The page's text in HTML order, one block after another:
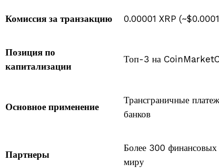
Комиссия за транзакцию 0.00001 XRP
Позиция по
капитализации
Топ-3 на
Основное применение
Трансграничные
банков
Партнеры
Более 300 финансовых
миру